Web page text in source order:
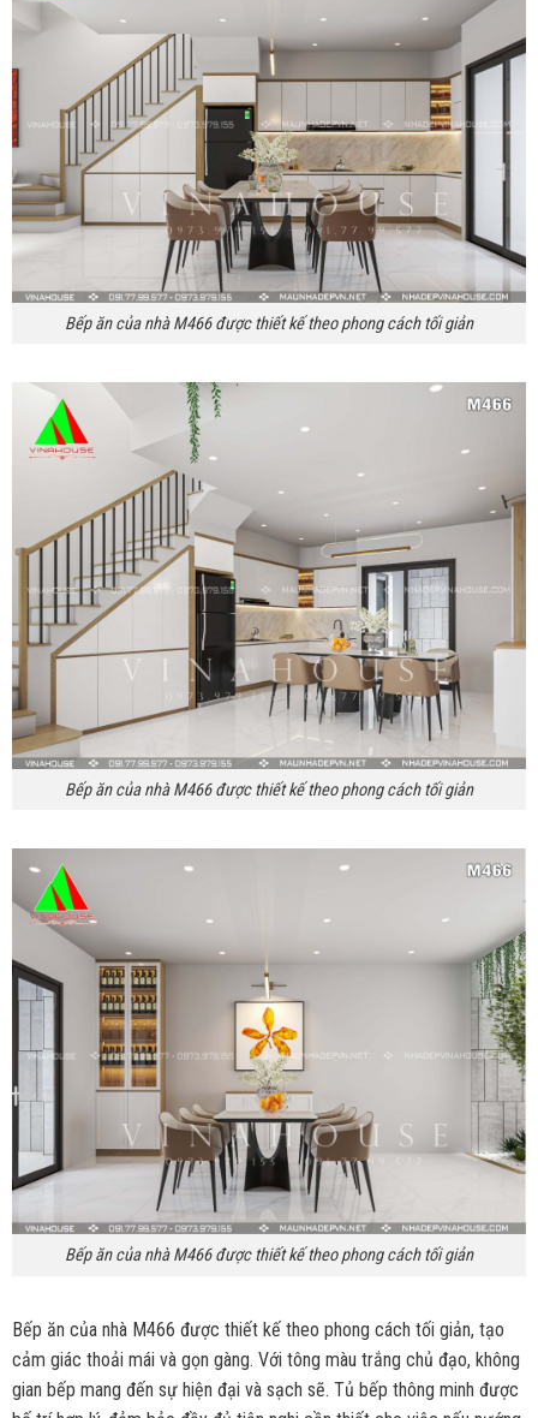
Bếp ăn của nhà M466 được thiết kế theo phong cách tối giản
Bếp ăn của nhà M466 được thiết kế theo phong cách tối giản
Bếp ăn của nhà M466 được thiết kế theo phong cách tối giản
Bếp ăn của nhà M466 được thiết kế theo phong cách tối giản, tạo
cảm giác thoải mái và gọn gàng. Với tông màu trắng chủ đạo, không
gian bếp mang đến sự hiện đại và sạch sẽ. Tủ bếp thông minh được